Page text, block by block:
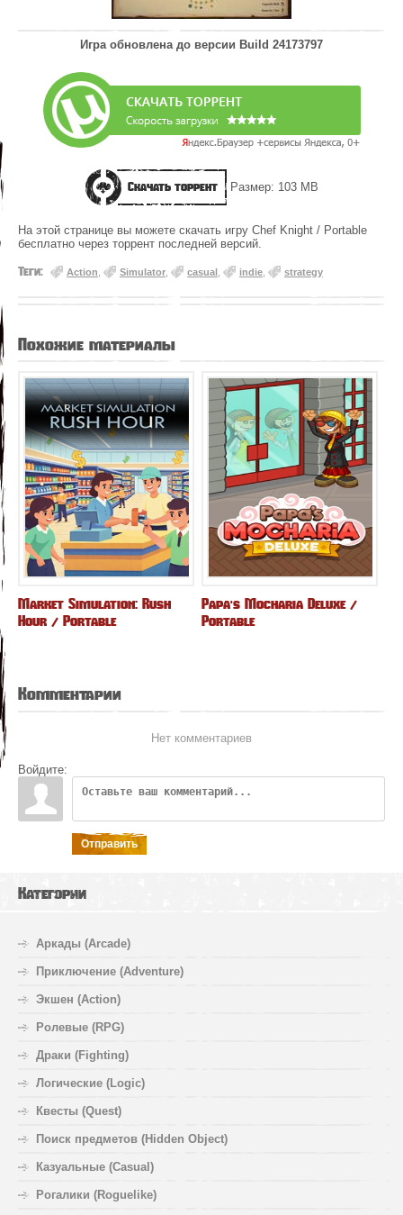
Игра обновлена до версии Build 24173797
Скачать торрент Размер: 103 MB
На этой странице вы можете скачать игру Chef Knight / Portable
бесплатно через торрент последней версий.
Теги: Action Simulator casual indie strategy
Похожие материалы
Market Simulation: Rush
Hour / Portable
Papa's Mocharia Deluxe /
Portable
Комментарии
Нет комментариев
Войдите:
Отправить
Категории
Аркады (Arcade)
Приключение (Adventure)
Экшен (Action)
Ролевые (RPG)
Драки (Fighting)
Логические (Logic)
Квесты (Quest)
Поиск предметов (Hidden Object)
Казуальные (Casual)
Рогалики (Roguelike)